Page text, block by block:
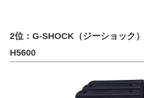
2位：G-SHOCK（ジーショック
H5600